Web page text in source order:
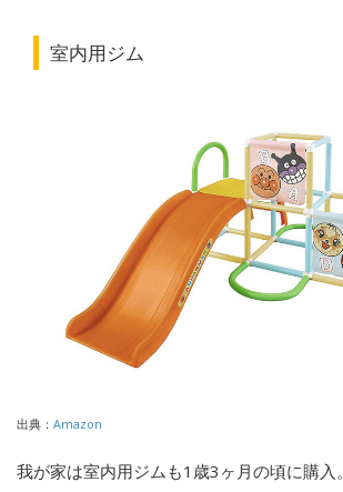
室内用ジム
出典： Amazon
我が家は室内用ジムも1歳3ヶ月の頃に購入。